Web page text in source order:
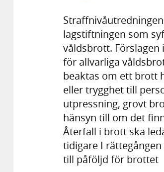
lagstiftningen som
våldsbrott.
för allvarliga
beaktas om ett brott
eller trygghet till
utpressning, grovt
hänsyn till om det
Återfall i brott ska
tidigare I
till påföljd för brottet